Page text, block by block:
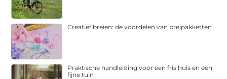
Creatief breien: de voordelen van breipakketten
Praktische handleiding voor een fris huis en een
fijne tuin